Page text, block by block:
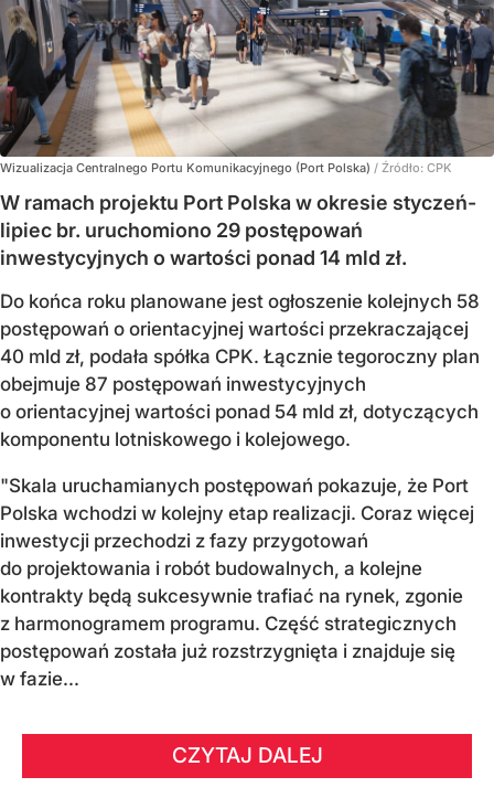
Wizualizacja Centralnego Portu Komunikacyjnego (Port Polska) / Źródło: CPK
W ramach projektu Port Polska w okresie styczeń-
lipiec br. uruchomiono 29 postępowań
inwestycyjnych o wartości ponad 14 mld zł.
Do końca roku planowane jest ogłoszenie kolejnych 58
postępowań o orientacyjnej wartości przekraczającej
40 mld zł, podała spółka CPK. Łącznie tegoroczny plan
obejmuje 87 postępowań inwestycyjnych
o orientacyjnej wartości ponad 54 mld zł, dotyczących
komponentu lotniskowego i kolejowego.
"Skala uruchamianych postępowań pokazuje, że Port
Polska wchodzi w kolejny etap realizacji. Coraz więcej
inwestycji przechodzi z fazy przygotowań
do projektowania i robót budowalnych, a kolejne
kontrakty będą sukcesywnie trafiać na rynek, zgonie
z harmonogramem programu. Część strategicznych
postępowań została już rozstrzygnięta i znajduje się
w fazie...
CZYTAJ DALEJ